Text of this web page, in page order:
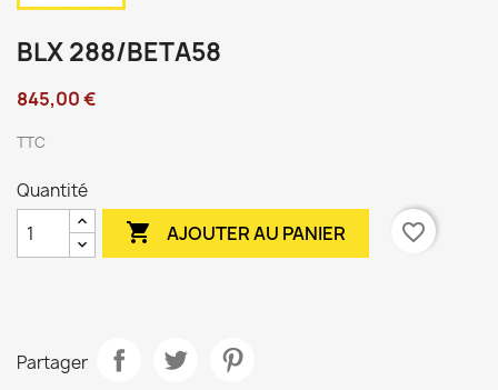
BLX 288/BETA58
845,00 €
TTC
Quantité
 AJOUTER AU PANIER favorite_border
Partager